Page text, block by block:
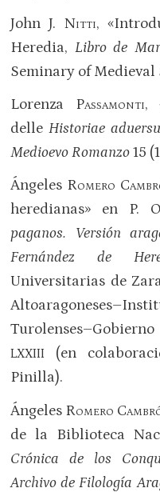
John J. Nitti,
Heredia, Libro de
Seminary of Medieval
Lorenza Passamonti,
delleHistoriae
Medioevo Romanzo15
Ángeles Romero
heredianas» en P.
paganos. Versión
Fernández de
Universitarias de
LXXIII (en
Pinilla).
Ángeles Romero
de la Biblioteca
Crónica de los
Archivo de Filología